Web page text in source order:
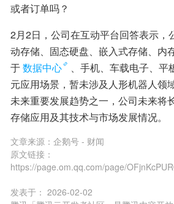
或者订单吗？
2月2日，公司在互动平台回答表示，
动存储、固态硬盘、嵌入式存储、内
于数据中心 、手机、车载电子、平
元应用场景，暂未涉及人形机器人领
未来重要发展趋势之一，公司未来将
存储应用及其技术与市场发展情况。
文章来源： 企鹅号 - 财闻
原文链接：
https://page.om.qq.com/page/
发表于： 2026-02-02